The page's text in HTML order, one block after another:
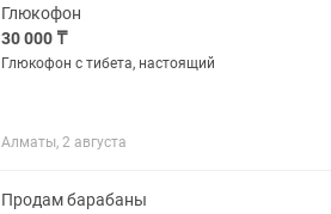
опытных...
Глюкофон
30 000 ₸
Глюкофон с тибета, настоящий
Алматы, 2 августа
Продам барабаны